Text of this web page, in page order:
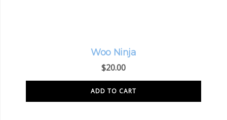
Woo Ninja
$20.00
ADD TO CART